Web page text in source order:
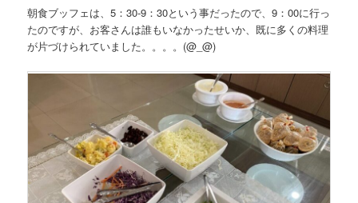
朝食ブッフェは、5：30-9：30という事だったので、9：00に行っ
たのですが、お客さんは誰もいなかったせいか、既に多くの料理
が片づけられていました。。。。(@_@)